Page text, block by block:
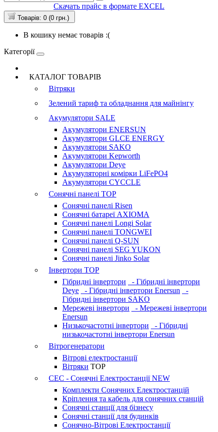
Скачать прайс в формате EXCEL
Товарів: 0 (0 грн.)
В кошику немає товарів :(
Категорії
КАТАЛОГ ТОВАРІВ
Вітряки
Зелений тариф та обладнання для майнінгу
Акумулятори SALE
Акумулятори ENERSUN
Акумулятори GLCE ENERGY
Акумулятори SAKO
Акумулятори Kepworth
Акумулятори Deye
Акумуляторні комірки LiFePO4
Акумулятори CYCCLE
Сонячні панелі TOP
Сонячні панелі Risen
Сонячні батареї AXIOMA
Сонячні панелі Longi Solar
Сонячні панелі TONGWEI
Сонячні панелі Q-SUN
Сонячні панелі SEG YUKON
Сонячні панелі Jinko Solar
Інвертори TOP
Гібридні інвертори
- Гібридні інвертори
Deye
- Гібридні інвертори Enersun
-
Гібридні інвертори SAKO
Мережеві інвертори
- Мережеві інвертори
Enersun
Низькочастотні інвертори
- Гібридні
низькочастотні інвертори Enersun
Вітрогенератори
Вітрові електростанції
Вітряки TOP
СЕС - Сонячні Електростанції NEW
Комплекти Сонячних Електростанцій
Кріплення та кабель для сонячних станцій
Сонячні станції для бізнесу
Сонячні станції для будинків
Сонячно-Вітрові Електростанції